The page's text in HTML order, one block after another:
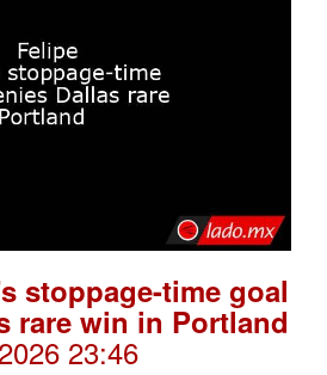
stoppage-time goal
rare win in Portland
23:46